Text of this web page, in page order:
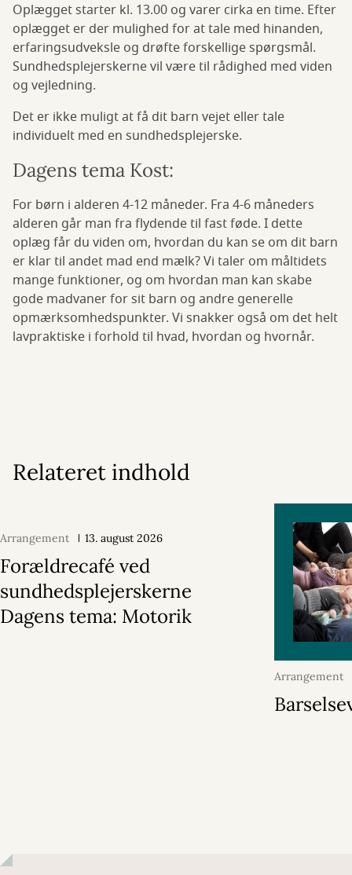
Oplægget starter kl. 13.00 og varer cirka en time. Efter
oplægget er der mulighed for at tale med hinanden,
erfaringsudveksle og drøfte forskellige spørgsmål.
Sundhedsplejerskerne vil være til rådighed med viden
og vejledning.
Det er ikke muligt at få dit barn vejet eller tale
individuelt med en sundhedsplejerske.
Dagens tema Kost:
For børn i alderen 4-12 måneder. Fra 4-6 måneders
alderen går man fra flydende til fast føde. I dette
oplæg får du viden om, hvordan du kan se om dit barn
er klar til andet mad end mælk? Vi taler om måltidets
mange funktioner, og om hvordan man kan skabe
gode madvaner for sit barn og andre generelle
opmærksomhedspunkter. Vi snakker også om det helt
lavpraktiske i forhold til hvad, hvordan og hvornår.
Relateret indhold
Arrangement 13. august 2026
Forældrecafé ved
sundhedsplejerskerne
Dagens tema: Motorik
Arrangement
2026